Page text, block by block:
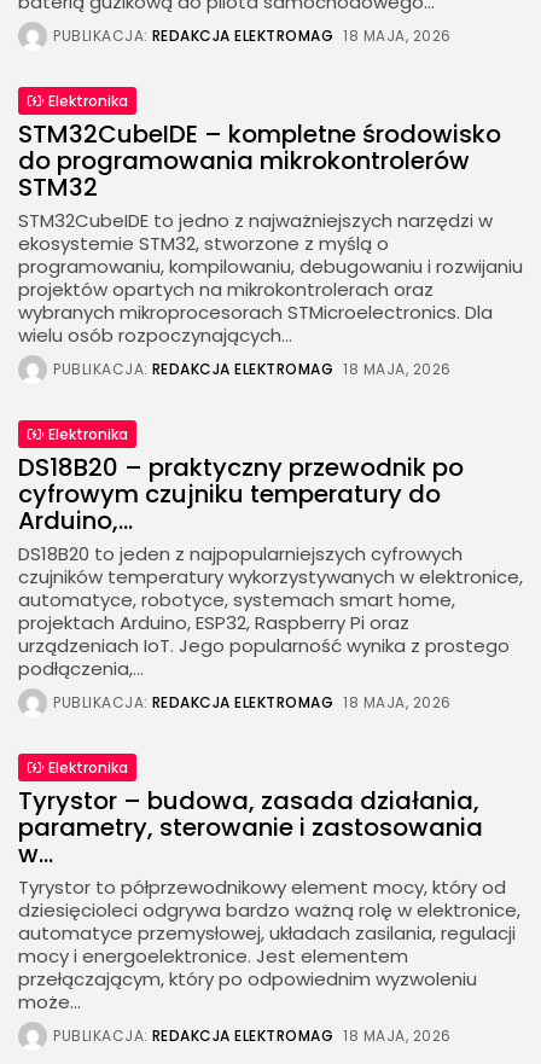
PUBLIKACJA: REDAKCJA ELEKTROMAG 18 MAJA, 2026
Elektronika
STM32CubeIDE – kompletne środowisko
do programowania mikrokontrolerów
STM32
STM32CubeIDE to jedno z najważniejszych narzędzi w
ekosystemie STM32, stworzone z myślą o
programowaniu, kompilowaniu, debugowaniu i rozwijaniu
projektów opartych na mikrokontrolerach oraz
wybranych mikroprocesorach STMicroelectronics. Dla
wielu osób rozpoczynających...
PUBLIKACJA: REDAKCJA ELEKTROMAG 18 MAJA, 2026
Elektronika
DS18B20 – praktyczny przewodnik po
cyfrowym czujniku temperatury do
Arduino,...
DS18B20 to jeden z najpopularniejszych cyfrowych
czujników temperatury wykorzystywanych w elektronice,
automatyce, robotyce, systemach smart home,
projektach Arduino, ESP32, Raspberry Pi oraz
urządzeniach IoT. Jego popularność wynika z prostego
podłączenia,...
PUBLIKACJA: REDAKCJA ELEKTROMAG 18 MAJA, 2026
Elektronika
Tyrystor – budowa, zasada działania,
parametry, sterowanie i zastosowania
w...
Tyrystor to półprzewodnikowy element mocy, który od
dziesięcioleci odgrywa bardzo ważną rolę w elektronice,
automatyce przemysłowej, układach zasilania, regulacji
mocy i energoelektronice. Jest elementem
przełączającym, który po odpowiednim wyzwoleniu
może...
PUBLIKACJA: REDAKCJA ELEKTROMAG 18 MAJA, 2026